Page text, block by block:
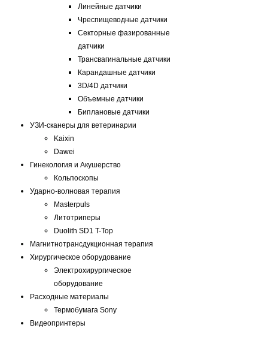
Линейные датчики
Чреспищеводные датчики
Секторные фазированные
датчики
Трансвагинальные датчики
Карандашные датчики
3D/4D датчики
Объемные датчики
Биплановые датчики
УЗИ-сканеры для ветеринарии
Kaixin
Dawei
Гинекология и Акушерство
Кольпоскопы
Ударно-волновая терапия
Masterpuls
Литотриперы
Duolith SD1 T-Top
Магнитнотрансдукционная терапия
Хирургическое оборудование
Электрохирургическое
оборудование
Расходные материалы
Термобумага Sony
Видеопринтеры